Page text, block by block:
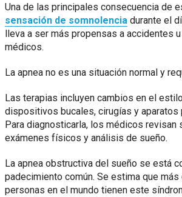
Una de las principales consecuencia de
sensación de somnolencia durante el
lleva a ser más propensas a accidentes
médicos.
La apnea no es una situación normal y
Las terapias incluyen cambios en el
dispositivos bucales, cirugías y aparatos
Para diagnosticarla, los médicos revisan
exámenes físicos y análisis de sueño.
La apnea obstructiva del sueño se está
padecimiento común. Se estima que
personas en el mundo tienen este